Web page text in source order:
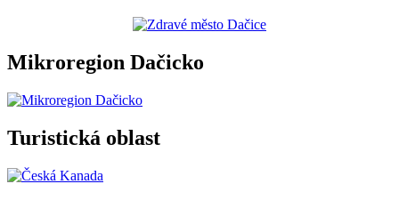
Mikroregion Dačicko
Turistická oblast